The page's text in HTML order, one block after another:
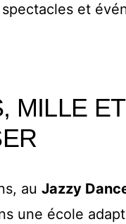
et
MILLE
au Jazzy
une école